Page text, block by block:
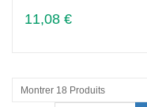
11,08 €
Montrer 18 Produits